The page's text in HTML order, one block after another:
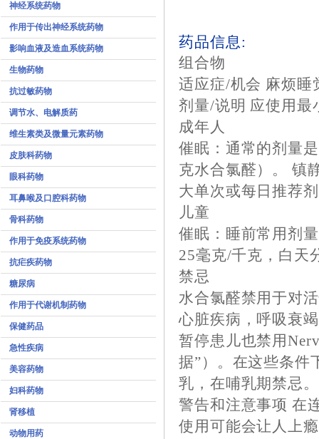
神经系统药物
作用于传出神经系统药物
影响血液及造血系统药物
生物药物
抗过敏药物
调节水、电解质药
维生素类及微量元素药物
皮肤科药物
眼科药物
耳鼻喉及口腔科药物
骨科药物
作用于免疫系统药物
抗疟疾药物
糖尿病
作用于代谢机制药物
保健药品
急性疾病
美容药物
妇科药物
肾移植
动物用药
药品信息:
组合物
适应症/机会 麻烦睡
剂量/说明 应使用最
成年人
催眠：通常的剂量
克水合氯醛）。 镇
大单次或每日推荐
儿童
催眠：睡前常用剂
25毫克/千克，白天
禁忌
水合氯醛禁用于对
心脏疾病，呼吸衰
暂停患儿也禁用
据”）。在这些条件
乳，在哺乳期禁忌。
警告和注意事项 在
使用可能会让人上